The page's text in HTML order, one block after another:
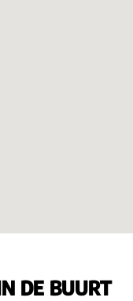
DE BUURT